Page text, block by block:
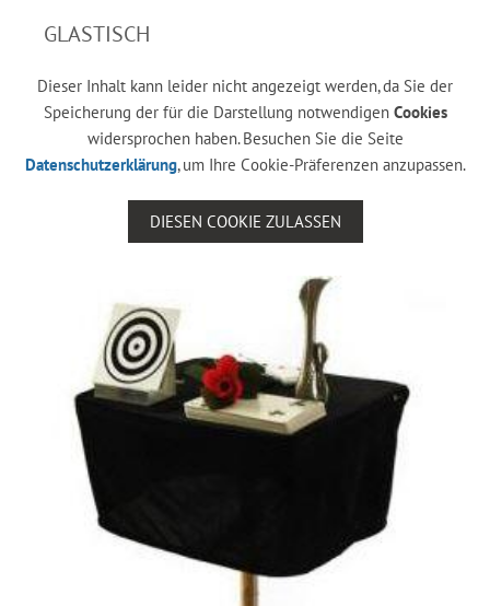
GLASTISCH
Dieser Inhalt kann leider nicht angezeigt werden, da Sie der
Speicherung der für die Darstellung notwendigen Cookies
widersprochen haben. Besuchen Sie die Seite
Datenschutzerklärung, um Ihre Cookie-Präferenzen anzupassen.
DIESEN COOKIE ZULASSEN